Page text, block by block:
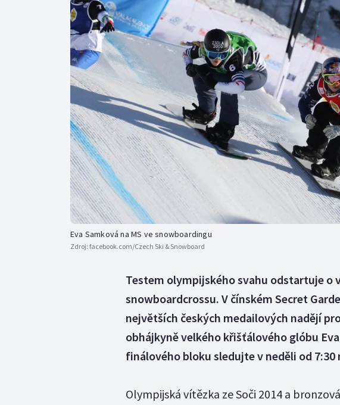
Curling
Dostihy
Florbal
Futsal
Golf
Gymnastika
Eva Samková na MS ve snowboardingu
Zdroj: facebook.com/Czech Ski & Snowboard
Testem olympijského svahu odstartuje o
snowboardcrossu. V čínském Secret
největších českých medailových nadějí
obhájkyně velkého křišťálového glóbu
finálového bloku sledujte v neděli od
Olympijská vítězka ze Soči 2014 a